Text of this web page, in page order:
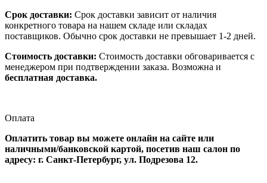
Срок доставки: Срок доставки зависит от наличия
конкретного товара на нашем складе или складах
поставщиков. Обычно срок доставки не превышает 1-2 дней.
Стоимость доставки: Стоимость доставки обговаривается с
менеджером при подтверждении заказа. Возможна и
бесплатная доставка.
Оплата
Оплатить товар вы можете онлайн на сайте или
наличными/банковской картой, посетив наш салон по
адресу: г. Санкт-Петербург, ул. Подрезова 12.